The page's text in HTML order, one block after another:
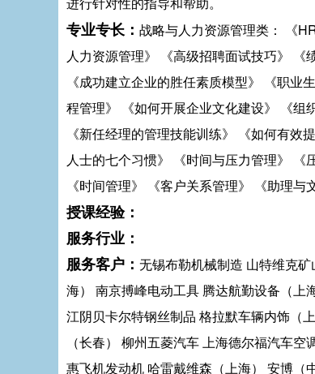
专业专长： 战略与人力资源管理类： 《
人力资源管理》 《高级招聘面试技巧》 《
《成功建立企业的胜任素质模型》 《职
程管理》 《如何开展企业文化建设》 《组
《新任经理的管理技能训练》 《如何有
人士的七个习惯》 《时间与压力管理》 《
《时间管理》 《客户关系管理》 《助理与
授课经验：
服务行业：
服务客户： 无锡布勒机械制造 山特维克
海） 南京搏峰电动工具 腾达航勤设备（上
江阴贝卡尔特钢丝制品 格拉默车辆内饰（
（长春） 柳州五菱汽车 上海德尔福汽车
惠飞机发动机 哈雷戴维森（上海） 安博（